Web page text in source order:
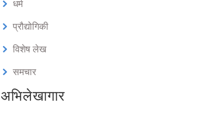
धर्म
प्रौद्योगिकी
विशेष लेख
समचार
अभिलेखागार